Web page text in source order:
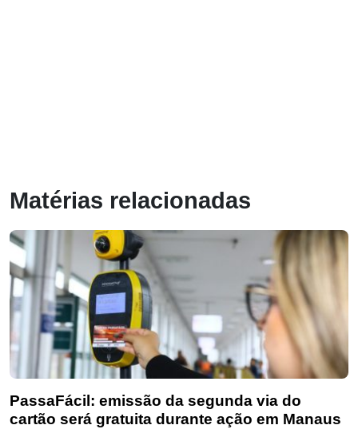
Matérias relacionadas
PassaFácil: emissão da segunda via do
cartão será gratuita durante ação em Manaus